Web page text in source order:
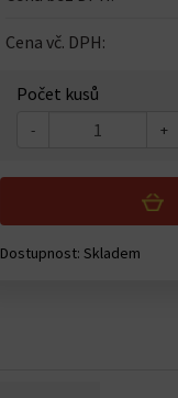
Cena vč. DPH:
Počet kusů
- +
Dostupnost: Skladem